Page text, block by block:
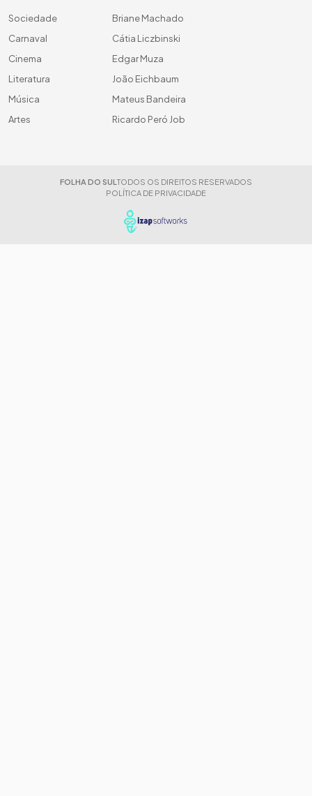
Sociedade
Carnaval
Cinema
Literatura
Música
Artes
Briane Machado
Cátia Liczbinski
Edgar Muza
João Eichbaum
Mateus Bandeira
Ricardo Peró Job
FOLHA DO SUL TODOS OS DIREITOS RESERVADOS
POLÍTICA DE PRIVACIDADE